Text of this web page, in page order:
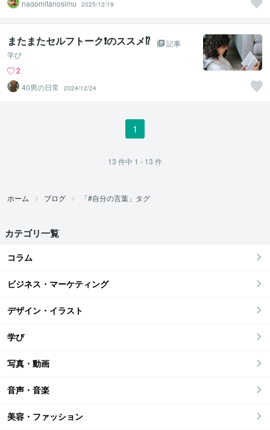
nagomitanosimu 2025/12/19
またまたセルフトーク❗️のススメ⁉️
記事
学び
2
40男の日常
2024/12/24
1
13 件中 1 - 13 件
ホーム ブログ 「#自分の言葉」タグ
カテゴリ一覧
コラム
ビジネス・マーケティング
デザイン・イラスト
学び
写真・動画
音声・音楽
美容・ファッション